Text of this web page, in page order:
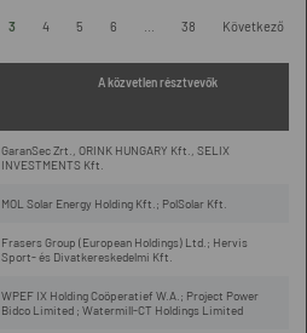
3 4 5 6 38 Következő
A közvetlen résztvevők
GaranSec Zrt., ORINK HUNGARY Kft., SELIX
INVESTMENTS Kft.
MOL Solar Energy Holding Kft.; PolSolar Kft.
Frasers Group (European Holdings) Ltd.; Hervis
Sport- és Divatkereskedelmi Kft.
WPEF IX Holding Coöperatief W.A.; Project Power
Bidco Limited ; Watermill-CT Holdings Limited